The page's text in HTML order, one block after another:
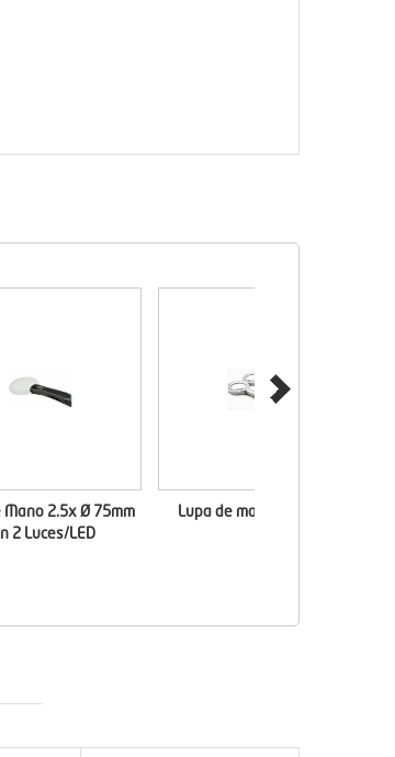
Mano 2.5x Ø 75mm
2 Luces/LED
Lupa de mano con 6 LED